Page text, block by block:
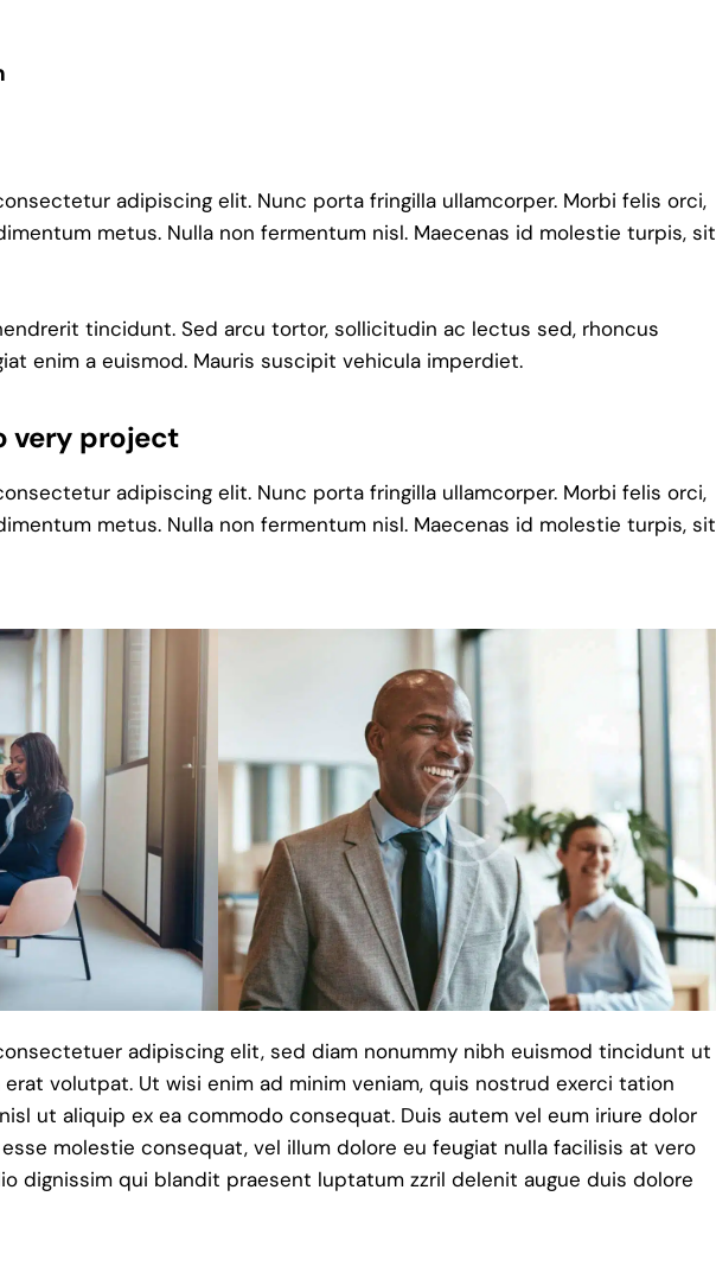
adipiscing elit. Nunc porta fringilla ullamcorper. Morbi felis orci,
metus. Nulla non fermentum nisl. Maecenas id molestie turpis, sit
tincidunt. Sed arcu tortor, sollicitudin ac lectus sed, rhoncus
enim a euismod. Mauris suscipit vehicula imperdiet.
very project
adipiscing elit. Nunc porta fringilla ullamcorper. Morbi felis orci,
metus. Nulla non fermentum nisl. Maecenas id molestie turpis, sit
adipiscing elit, sed diam nonummy nibh euismod tincidunt ut
volutpat. Ut wisi enim ad minim veniam, quis nostrud exerci tation
ut aliquip ex ea commodo consequat. Duis autem vel eum iriure dolor
molestie consequat, vel illum dolore eu feugiat nulla facilisis at vero
dignissim qui blandit praesent luptatum zzril delenit augue duis dolore